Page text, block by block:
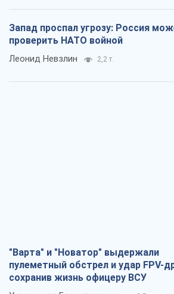
Запад проспал угрозу: Россия
проверить НАТО войной
Леонид Невзлин 2,2 т.
"Варта" и "Новатор" выдержали
пулеметный обстрел и удар FPV-
сохранив жизнь офицеру ВСУ